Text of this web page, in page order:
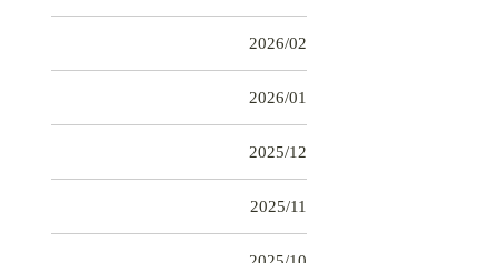
2026/02
2026/01
2025/12
2025/11